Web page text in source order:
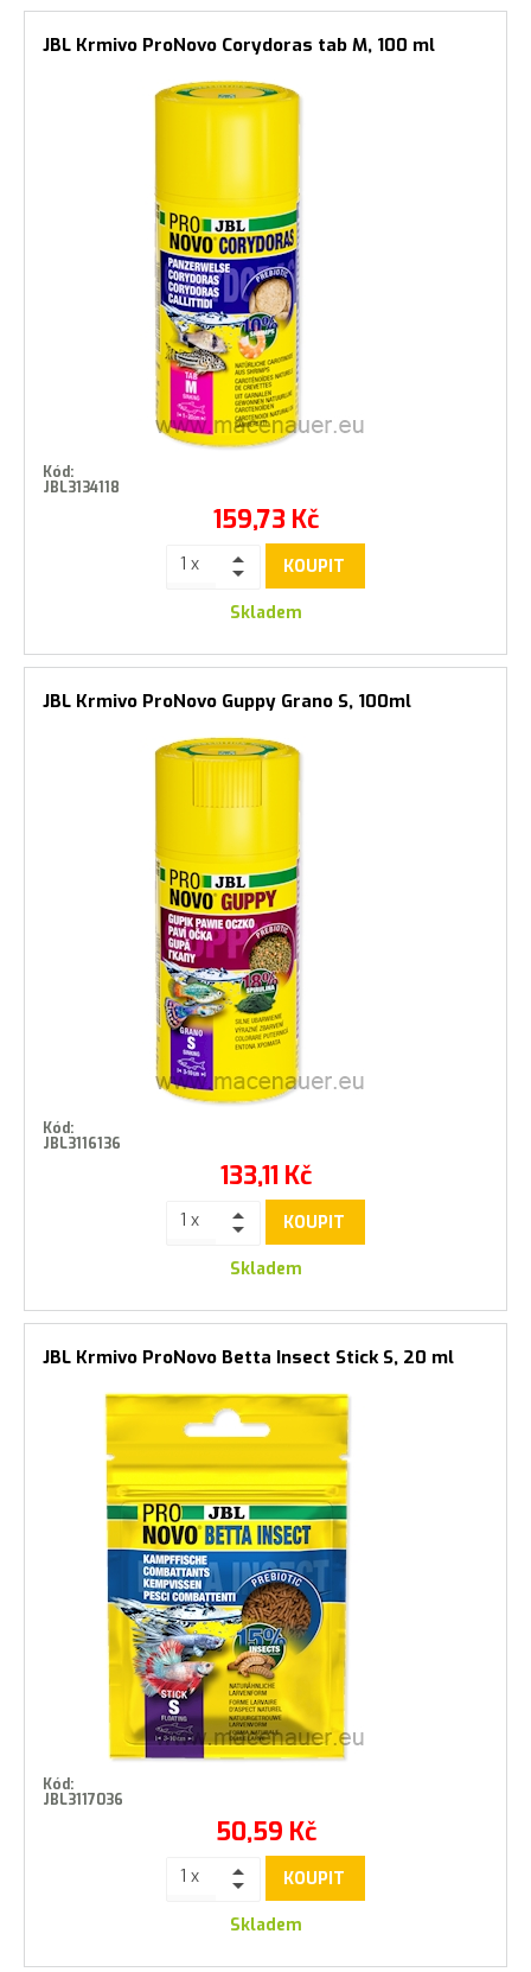
JBL Krmivo ProNovo Corydoras tab M, 100 ml
Kód:
JBL3134118
159,73 Kč
KOUPIT
Skladem
JBL Krmivo ProNovo Guppy Grano S, 100ml
Kód:
JBL3116136
133,11 Kč
KOUPIT
Skladem
JBL Krmivo ProNovo Betta Insect Stick S, 20 ml
Kód:
JBL3117036
50,59 Kč
KOUPIT
Skladem